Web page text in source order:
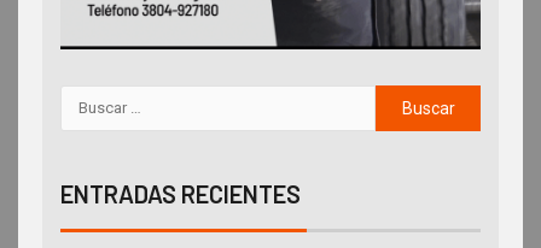
ENTRADAS RECIENTES